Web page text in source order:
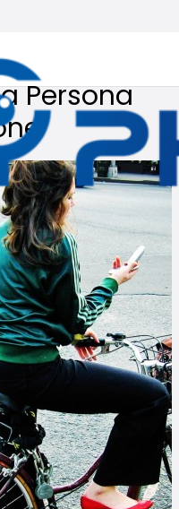
Persona